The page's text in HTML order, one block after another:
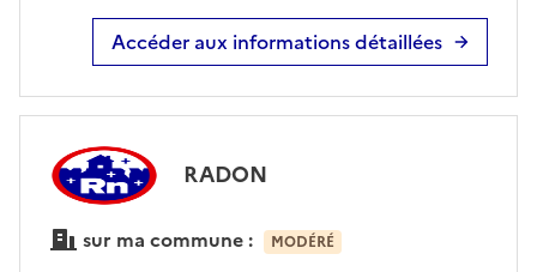
Accéder aux informations détaillées
RADON
sur ma commune : MODÉRÉ